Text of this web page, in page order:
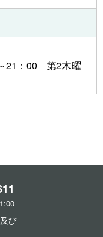
21：00 第2木曜
び